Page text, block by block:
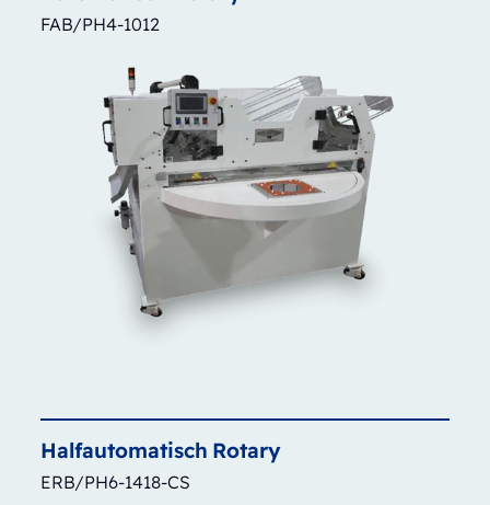
FAB/PH4-1012
Halfautomatisch Rotary
ERB/PH6-1418-CS